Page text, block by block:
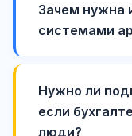
Зачем нужна
системами
Нужно ли
если
люди?